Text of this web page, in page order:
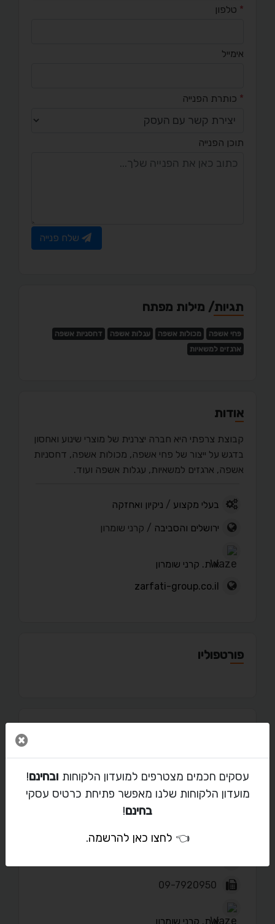
* טלפון
אימייל
* כותרת הפנייה
תוכן הפנייה
שלח פנייה
תגיות/ מילות מפתח
פחי אשפה מכולות אשפה עגלות אשפה
דחסניות אשפה
ארגזים למשאיות
אודות
קבוצת צרפתי היא חברה יצרנית של מוצרי שינוע ואחסון
בדגש על ייצור של פחי אשפה, מכולות אשפה, דחסניות
אשפה, ארגזים למשאיות, עגלות אשפה ועוד.
בעלי מקצוע / ניקיון ואחזקה
ירושלים והסביבה / קרני שומרון
א.ת. קרני שומרון
zarfati-group.co.il
פורטפוליו
יצירת קשר עם רמי צרפתי
gzarfati@walla.com
א.ת. קרני שומרון
עסקים חכמים מצטרפים למועדון הלקוחות ובחינם!
מועדון הלקוחות שלנו מאפשר פתיחת כרטיס עסקי
בחינם!
👈 לחצו כאן להרשמה.